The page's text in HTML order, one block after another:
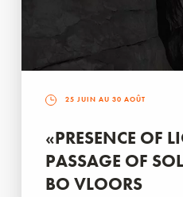
25 JUIN AU 30 AOÛT
«PRESENCE OF
PASSAGE OF
BO VLOORS